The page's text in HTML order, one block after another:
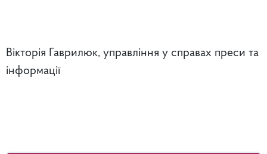
Вікторія Гаврилюк, управління у справах преси та
інформації